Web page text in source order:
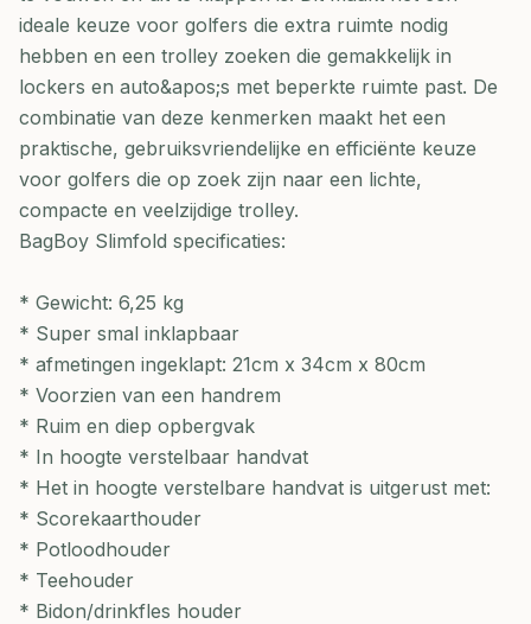
ideale keuze voor golfers die extra ruimte nodig
hebben en een trolley zoeken die gemakkelijk in
lockers en auto&apos;s met beperkte ruimte past. De
combinatie van deze kenmerken maakt het een
praktische, gebruiksvriendelijke en efficiënte keuze
voor golfers die op zoek zijn naar een lichte,
compacte en veelzijdige trolley.
BagBoy Slimfold specificaties:
* Gewicht: 6,25 kg
* Super smal inklapbaar
* afmetingen ingeklapt: 21cm x 34cm x 80cm
* Voorzien van een handrem
* Ruim en diep opbergvak
* In hoogte verstelbaar handvat
* Het in hoogte verstelbare handvat is uitgerust met:
* Scorekaarthouder
* Potloodhouder
* Teehouder
* Bidon/drinkfles houder